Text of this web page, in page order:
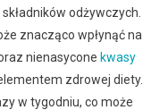
odżywczych.
znacząco wpłynąć na
nienasycone kwasy
zdrowej diety.
w tygodniu, co może